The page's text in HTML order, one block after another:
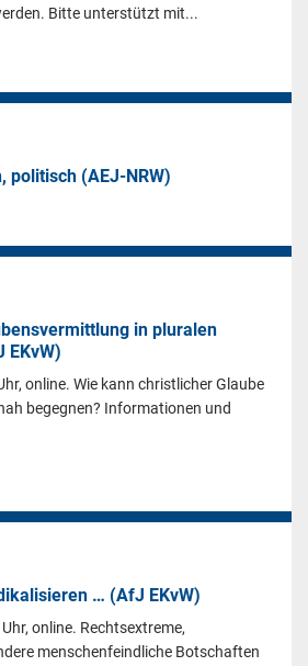
Bitte unterstützt mit...
politisch (AEJ-NRW)
in pluralen
EKvW)
online. Wie kann christlicher Glaube
begegnen? Informationen und
… (AfJ EKvW)
online. Rechtsextreme,
menschenfeindliche Botschaften